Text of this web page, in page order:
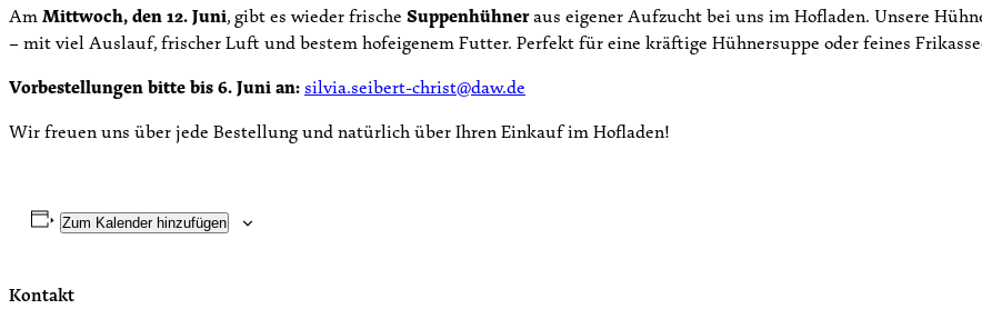
AmMittwoch, den 12. Juni, gibt es wieder frische Suppenhühneraus eigener Aufzucht bei uns im Hofladen. Unsere
– mit viel Auslauf, frischer Luft und bestem hofeigenem Futter. Perfekt für eine kräftige Hühnersuppe oder feines
Vorbestellungen bitte bis 6. Juni an:silvia.seibert-christ@daw.de
Wir freuen uns über jede Bestellung und natürlich über Ihren Einkauf im Hofladen!
Zum Kalender hinzufügen
Kontakt